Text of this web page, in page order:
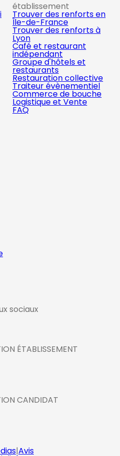
établissement
Trouver des renforts en
Île-de-France
Trouver des renforts à
Lyon
Café et restaurant
indépendant
Groupe d'hôtels et
restaurants
Restauration collective
Traiteur évènementiel
Commerce de bouche
Logistique et Vente
FAQ
sociaux
ÉTABLISSEMENT
CANDIDAT
|Avis